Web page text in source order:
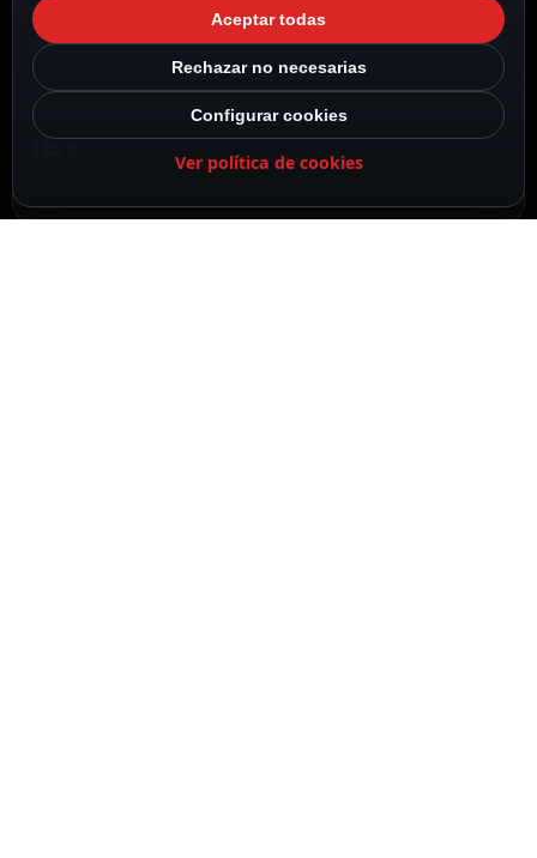
Soporte de esquina
125 g
Aceptar todas
Rechazar no necesarias
Configurar cookies
Ver política de cookies